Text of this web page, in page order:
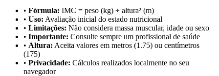
• Fórmula: IMC = peso (kg) ÷ altura² (m)
• Uso: Avaliação inicial do estado nutricional
• Limitações: Não considera massa muscular, idade ou sexo
• Importante: Consulte sempre um profissional de saúde
• Altura: Aceita valores em metros (1.75) ou centímetros
(175)
• Privacidade: Cálculos realizados localmente no seu
navegador